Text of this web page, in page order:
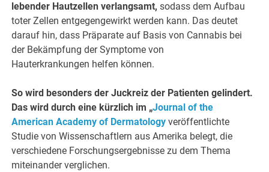
lebender Hautzellen verlangsamt, sodass dem Aufbau
toter Zellen entgegengewirkt werden kann. Das deutet
darauf hin, dass Präparate auf Basis von Cannabis bei
der Bekämpfung der Symptome von
Hauterkrankungen helfen können.
So wird besonders der Juckreiz der Patienten gelindert.
Das wird durch eine kürzlich im „Journal of the
American Academy of Dermatology veröffentlichte
Studie von Wissenschaftlern aus Amerika belegt, die
verschiedene Forschungsergebnisse zu dem Thema
miteinander verglichen.